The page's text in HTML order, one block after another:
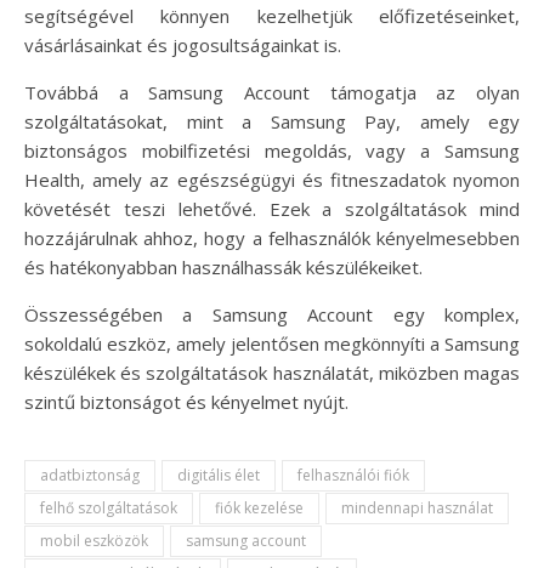
segítségével könnyen kezelhetjük előfizetéseinket,
vásárlásainkat és jogosultságainkat is.
Továbbá a Samsung Account támogatja az olyan
szolgáltatásokat, mint a Samsung Pay, amely egy
biztonságos mobilfizetési megoldás, vagy a Samsung
Health, amely az egészségügyi és fitneszadatok nyomon
követését teszi lehetővé. Ezek a szolgáltatások mind
hozzájárulnak ahhoz, hogy a felhasználók kényelmesebben
és hatékonyabban használhassák készülékeiket.
Összességében a Samsung Account egy komplex,
sokoldalú eszköz, amely jelentősen megkönnyíti a Samsung
készülékek és szolgáltatások használatát, miközben magas
szintű biztonságot és kényelmet nyújt.
adatbiztonság digitális élet
felhasználói fiók
felhő szolgáltatások
fiók kezelése
mindennapi használat
mobil eszközök
samsung account